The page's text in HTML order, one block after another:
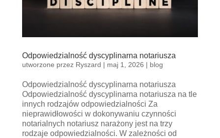
Odpowiedzialność dyscyplinarna notariusza
utworzone przez Ryszard | maj 1, 2026 | blog
Odpowiedzialność dyscyplinarna notariusza
Odpowiedzialność dyscyplinarna notariusza na tle
innych rodzajów odpowiedzialności Za
nieprawidłowości w dokonywaniu czynności
notarialnych notariusz narażony jest na trzy
rodzaje odpowiedzialności. W zależności od